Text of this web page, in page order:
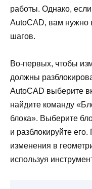
работы. Однако,
AutoCAD, вам нужно
шагов.
Во-первых, чтобы
должны
AutoCAD выберите
найдите команду
блока». Выберите
и разблокируйте
изменения в
используя